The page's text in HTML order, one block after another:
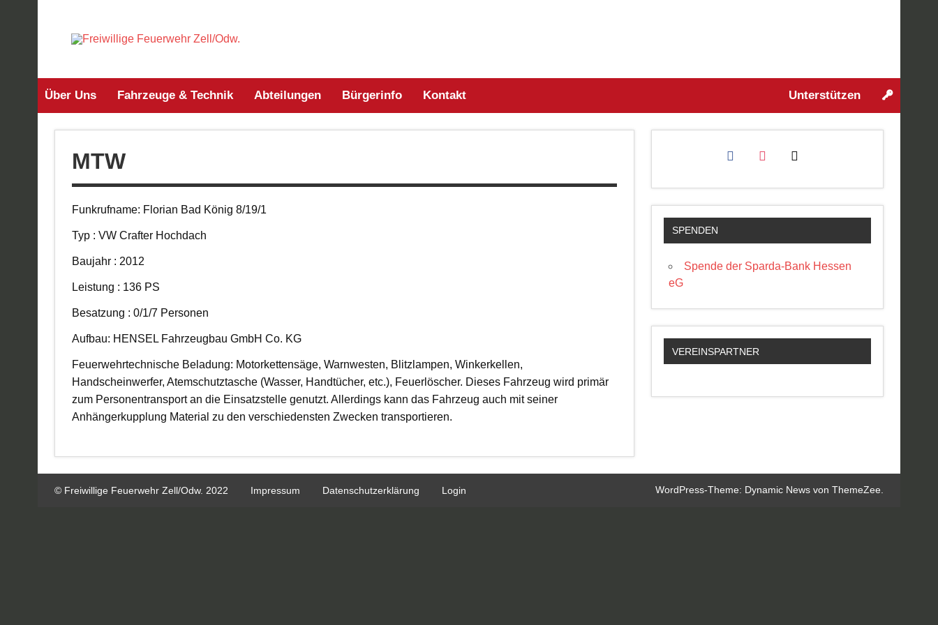
Über Uns Fahrzeuge & Technik Abteilungen Bürgerinfo Kontakt Unterstützen
MTW
Funkrufname: Florian Bad König 8/19/1
Typ : VW Crafter Hochdach
Baujahr : 2012
Leistung : 136 PS
Besatzung : 0/1/7 Personen
Aufbau: HENSEL Fahrzeugbau GmbH Co. KG
Feuerwehrtechnische Beladung: Motorkettensäge, Warnwesten, Blitzlampen, Winkerkellen,
Handscheinwerfer, Atemschutztasche (Wasser, Handtücher, etc.), Feuerlöscher. Dieses Fahrzeug wird primär
zum Personentransport an die Einsatzstelle genutzt. Allerdings kann das Fahrzeug auch mit seiner
Anhängerkupplung Material zu den verschiedensten Zwecken transportieren.
facebookinstagram
mail
SPENDEN
Spende der Sparda-Bank Hessen
eG
VEREINSPARTNER
© Freiwillige Feuerwehr Zell/Odw. 2022 Impressum Datenschutzerklärung Login WordPress-Theme: Dynamic News von ThemeZee.